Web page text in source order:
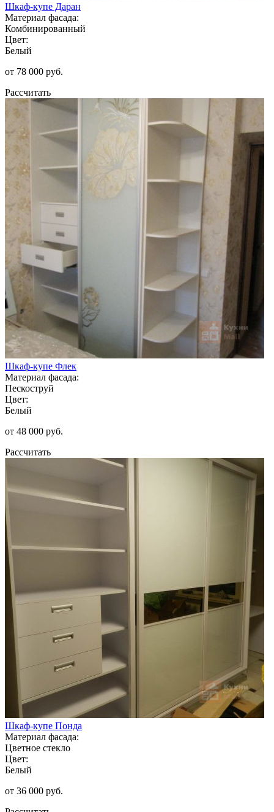
Шкаф-купе Даран
Материал фасада:
Комбинированный
Цвет:
Белый
от 78 000 руб.
Рассчитать
Шкаф-купе Флек
Материал фасада:
Пескоструй
Цвет:
Белый
от 48 000 руб.
Рассчитать
Шкаф-купе Понда
Материал фасада:
Цветное стекло
Цвет:
Белый
от 36 000 руб.